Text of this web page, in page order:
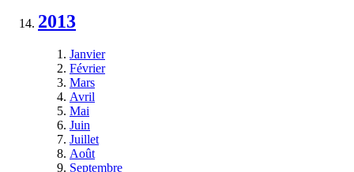
2013
Janvier
Février
Mars
Avril
Mai
Juin
Juillet
Août
Septembre